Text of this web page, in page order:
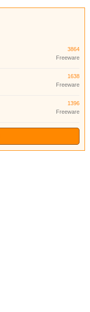
3864
Freeware
1638
Freeware
1396
Freeware